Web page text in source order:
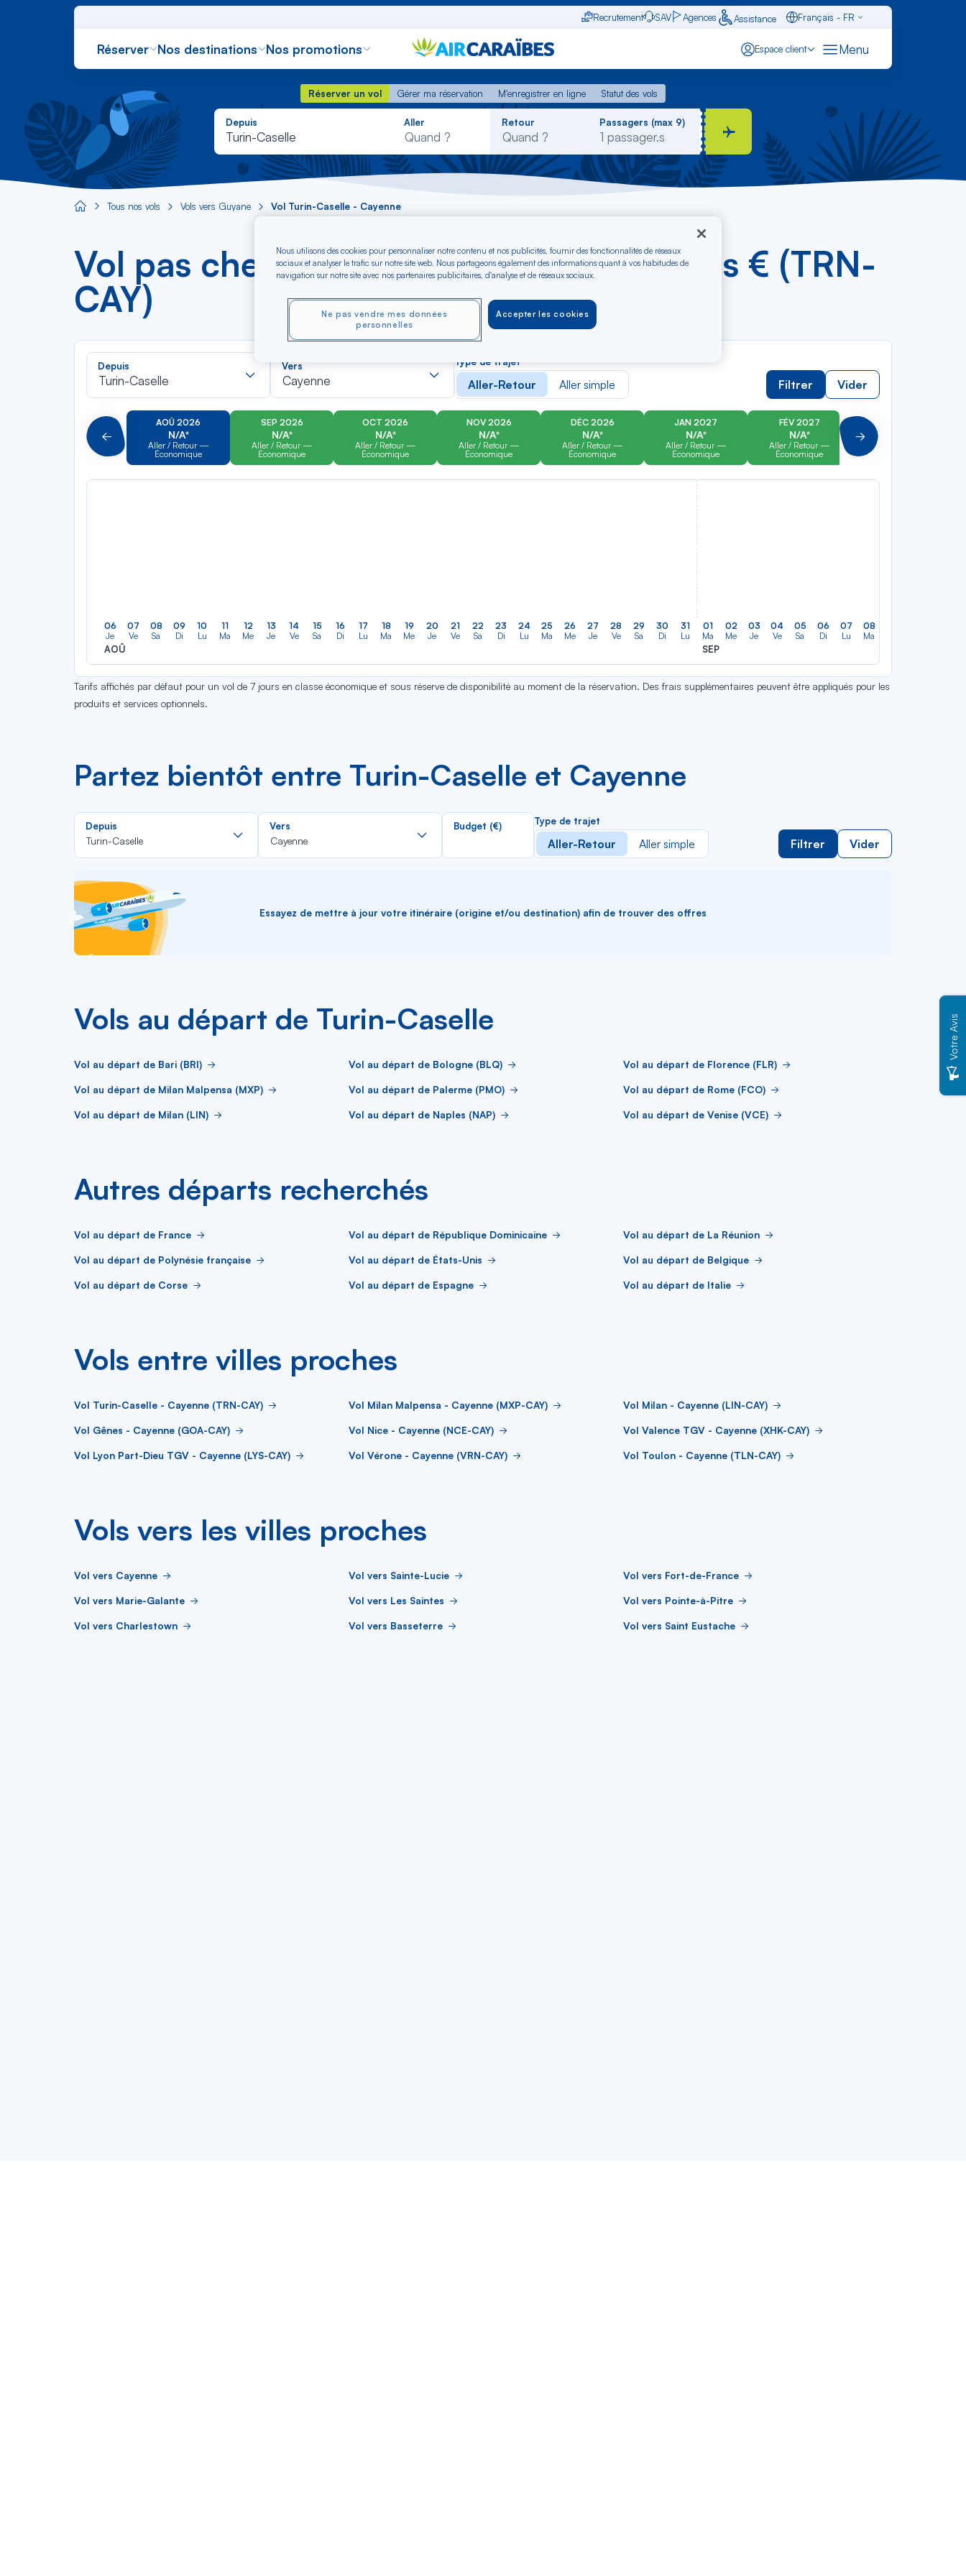
Recrutement SAV Agences Assistance
Français - FR
Réserver Nos destinations Nos promotions Espace client Menu
Réserver un vol Gérer ma réservation M'enregistrer en ligne
Statut des vols
Réserver un vol
Gérer ma réservation M'enregistrer en ligne Statut des vols
Depuis
Turin-Caselle
Rechercher
dans
liste
Aller Retour Passagers (max 9)
Aircaraibes.com
Tous nos vols Vols vers Guyane Vol Turin-Caselle - Cayenne
Vol pas cher Turin-Caselle - Cayenne dès € (TRN-
CAY)
Depuis
Turin-Caselle
Rechercher
dans
la
liste
Vers
Cayenne
Rechercher
dans
la
liste
Type de trajet
Aller-Retour Aller simple Filtrer Vider
Précédent
AOÛ 2026
N/A*
Aller / Retour —
Économique
SEP 2026
N/A*
Aller / Retour —
Économique
OCT 2026
N/A*
Aller / Retour —
Économique
NOV 2026
N/A*
Aller / Retour —
Économique
DÉC 2026
N/A*
Aller / Retour —
Économique
JAN 2027
N/A*
Aller / Retour —
Économique
FÉV 2027
N/A*
Aller / Retour —
Économique
Aller / Retour —
Suivant
06
Je
AOÛ
07
Ve
08
Sa
09
Di
10
Lu
11
Ma
12
Me
13
Je
14
Ve
15
Sa
16
Di
17
Lu
18
Ma
19
Me
20
Je
21
Ve
22
Sa
23
Di
24
Lu
25
Ma
26
Me
27
Je
28
Ve
29
Sa
30
Di
31
Lu
01
Ma
SEP
02
Me
03
Je
04
Ve
05
Sa
06
Di
07
Lu
08
Ma
Tarifs affichés par défaut pour un vol de 7 jours en classe économique et sous réserve de disponibilité au moment de la réservation. Des frais supplémentaires peuvent être appliqués pour les
produits et services optionnels.
Partez bientôt entre Turin-Caselle et Cayenne
Depuis
Turin-Caselle
Rechercher
dans
la
Vers
Cayenne
Rechercher
la
Budget (€) Type de trajet
Aller-Retour Aller simple Filtrer Vider
Essayez de mettre à jour votre itinéraire (origine et/ou destination) afin de trouver des offres
Vols au départ de Turin-Caselle
Vol au départ de Bari (BRI) Vol au départ de Bologne (BLQ) Vol au départ de Florence (FLR)
Vol au départ de Milan Malpensa (MXP) Vol au départ de Palerme (PMO) Vol au départ de Rome (FCO)
Vol au départ de Milan (LIN) Vol au départ de Naples (NAP) Vol au départ de Venise (VCE)
Autres départs recherchés
Vol au départ de France Vol au départ de République Dominicaine Vol au départ de La Réunion
Vol au départ de Polynésie française Vol au départ de États-Unis Vol au départ de Belgique
Vol au départ de Corse Vol au départ de Espagne Vol au départ de Italie
Vols entre villes proches
Vol Turin-Caselle - Cayenne (TRN-CAY) Vol Milan Malpensa - Cayenne (MXP-CAY) Vol Milan - Cayenne (LIN-CAY)
Vol Gênes - Cayenne (GOA-CAY) Vol Nice - Cayenne (NCE-CAY) Vol Valence TGV - Cayenne (XHK-CAY)
Vol Lyon Part-Dieu TGV - Cayenne (LYS-CAY) Vol Vérone - Cayenne (VRN-CAY) Vol Toulon - Cayenne (TLN-CAY)
Vols vers les villes proches
Vol vers Cayenne Vol vers Sainte-Lucie Vol vers Fort-de-France
Vol vers Marie-Galante Vol vers Les Saintes Vol vers Pointe-à-Pitre
Vol vers Charlestown Vol vers Basseterre Vol vers Saint Eustache
Nous utilisons des cookies pour personnaliser notre contenu et nos publicités, fournir des fonctionnalités de réseaux
sociaux et analyser le trafic sur notre site web. Nous partageons également des informations quant à vos habitudes de
navigation sur notre site avec nos partenaires publicitaires, d'analyse et de réseaux sociaux.
Accepter les cookies
Ne pas vendre mes données
personnelles
Votre Avis